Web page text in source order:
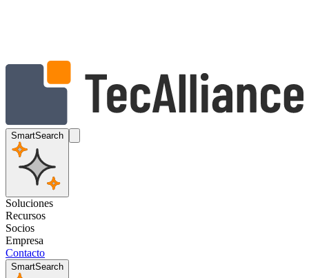
SmartSearch
Soluciones
Recursos
Socios
Empresa
Contacto
SmartSearch